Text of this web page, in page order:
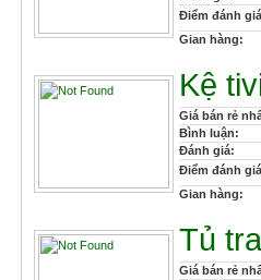
Điểm đánh
Gian hàng:
Kệ
Giá bán rẻ
Bình luận:
Đánh giá:
Điểm đánh
Gian hàng:
Tủ
Giá bán rẻ